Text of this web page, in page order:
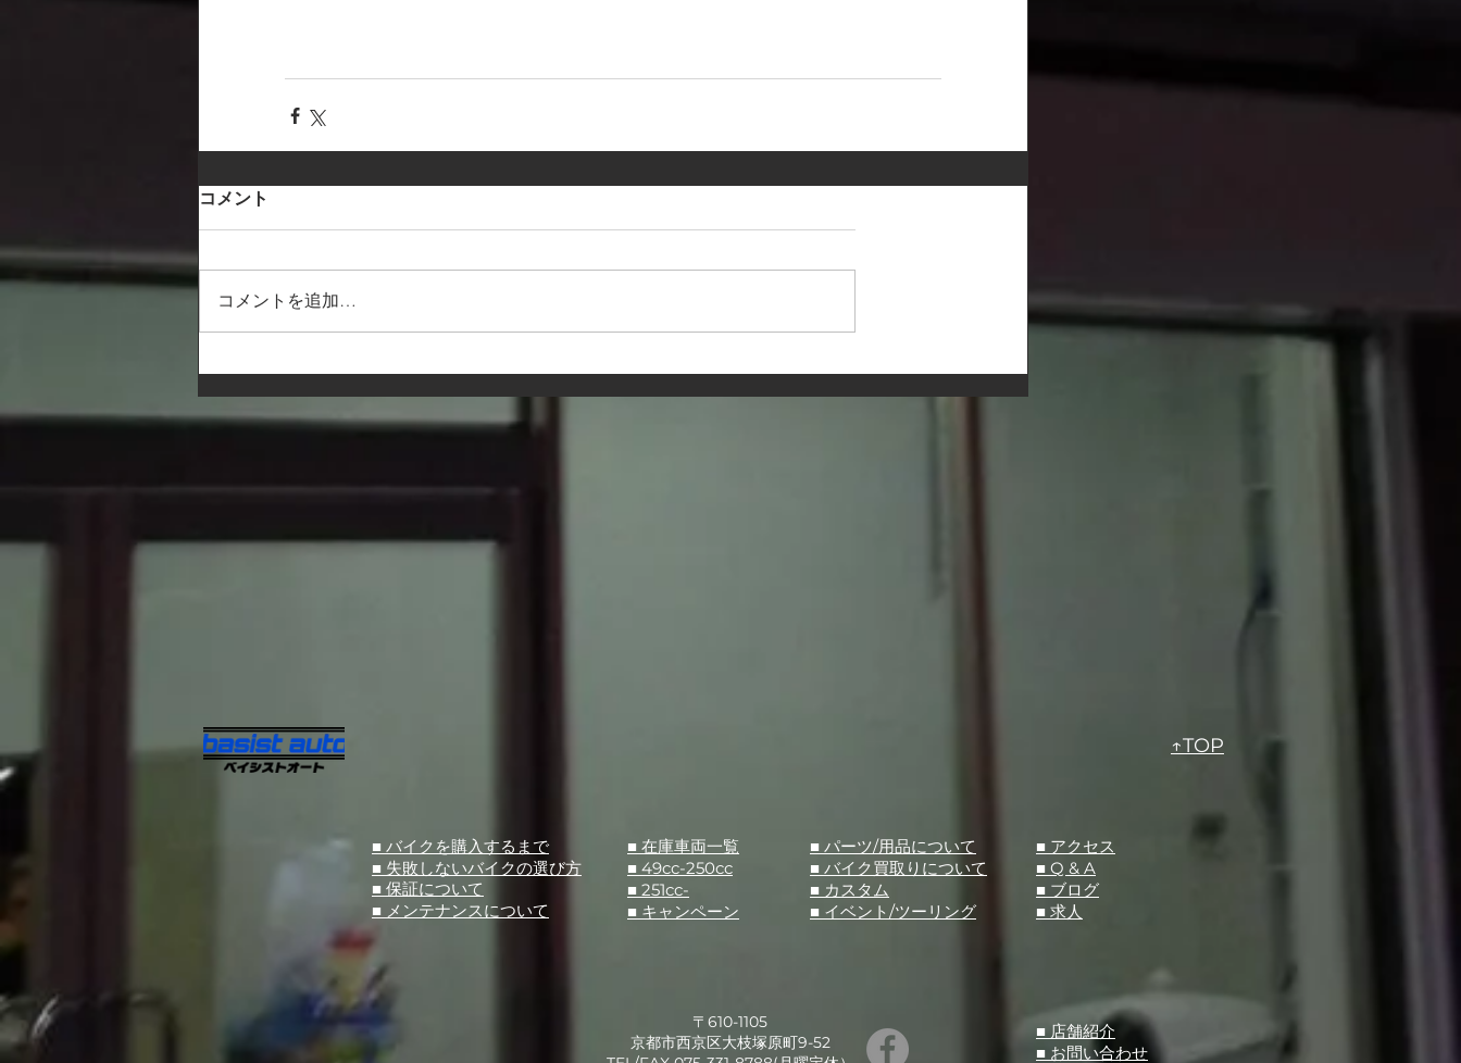
コメント
コメントを追加…
■ バイクを購入するまで
■ 失敗しないバイクの選び方
■ 保証について
■ メンテナンスについて
■ 在庫車両一覧
■ 49cc-250cc
■ 251cc-
■ キャンペーン
■ パーツ/用品について
​■ バイク買取りについて
​■ カスタム
​■ イベント/ツーリング
〒610-1105
京都市西京区大枝塚原町9-52
↑TOP
​■ アクセス
■ Q & A
​■ ブログ
​■ 求人
​■ 店舗紹介
■ お問い合わせ